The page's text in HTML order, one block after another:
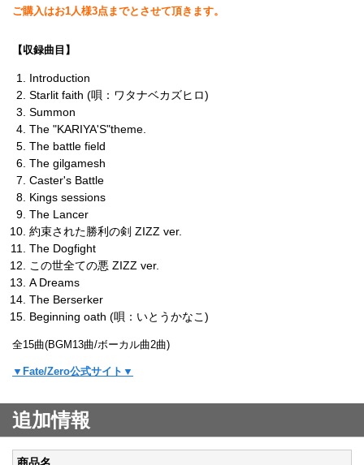
ご購入はお1人様3点までとさせて頂きます。
【収録曲目】
Introduction
Starlit faith (唄：ワタナベカズヒロ)
Summon
The "KARIYA'S"theme.
The battle field
The gilgamesh
Caster's Battle
Kings sessions
The Lancer
約束された勝利の剣 ZIZZ ver.
The Dogfight
この世全ての悪 ZIZZ ver.
A Dreams
The Berserker
Beginning oath (唄：いとうかなこ)
全15曲(BGM13曲/ボーカル曲2曲)
▼Fate/Zero公式サイト▼
追加情報